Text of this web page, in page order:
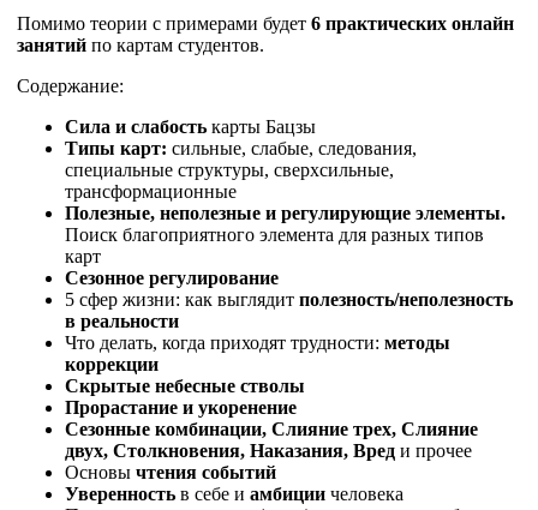
Помимо теории с примерами будет 6 практических онлайн
занятий по картам студентов.
Содержание:
Сила и слабость карты Бацзы
Типы карт: сильные, слабые, следования,
специальные структуры, сверхсильные,
трансформационные
Полезные, неполезные и регулирующие элементы.
Поиск благоприятного элемента для разных типов
карт
Сезонное регулирование
5 сфер жизни: как выглядит полезность/неполезность
в реальности
Что делать, когда приходят трудности: методы
коррекции
Скрытые небесные стволы
Прорастание и укоренение
Сезонные комбинации, Слияние трех, Слияние
двух, Столкновения, Наказания, Вред и прочее
Основы чтения событий
Уверенность в себе и амбиции человека